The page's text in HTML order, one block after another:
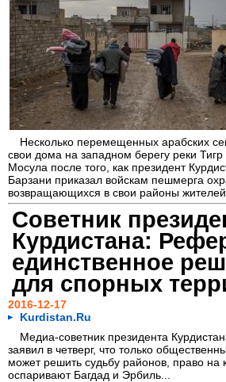
Несколько перемещенных арабских
свои дома на западном берегу реки
Мосула после того, как президент
Барзани приказал войскам пешмерга
возвращающихся в свои районы
Советник
Курдистана:
единственное
для спорных
2016-12-17
Kurdistan.Ru
Медиа-советник президента
заявил в четверг, что только
может решить судьбу районов, право на
оспаривают Багдад и Эрбиль...